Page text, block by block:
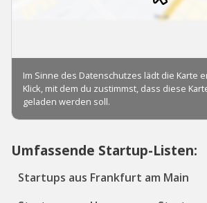
Umfassende Startup-Listen:
Startups aus Frankfurt am Main